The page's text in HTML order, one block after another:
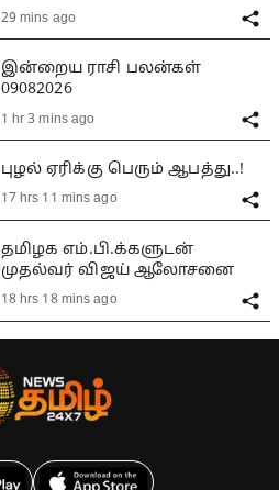
29 mins ago
இன்றைய ராசி பலன்கள்
09082026
1 hr 3 mins ago
புழல் ஏரிக்கு பெரும் ஆபத்து..!
17 hrs 11 mins ago
தமிழக எம்.பி.க்களுடன்
முதல்வர் விஜய் ஆலோசனை
18 hrs 18 mins ago